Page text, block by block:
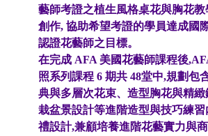
藝師考證之植生風格桌花與胸花
創作, 協助希望考證的學員達成國
認證花藝師之目標。
在完成 AFA 美國花藝師課程後
照系列課程 6 期共 48堂中,規劃包
典與多層次花束、造型胸花與精
栽盆景設計等進階造型與技巧練
禮設計,兼顧培養進階花藝實力與